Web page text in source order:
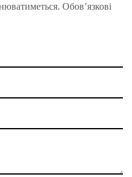
Обов’язкові